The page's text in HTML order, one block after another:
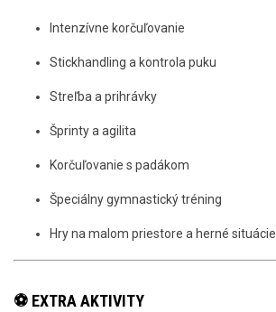
Intenzívne korčuľovanie
Stickhandling a kontrola puku
Streľba a prihrávky
Šprinty a agilita
Korčuľovanie s padákom
Špeciálny gymnastický tréning
Hry na malom priestore a herné situácie
⚽ EXTRA AKTIVITY